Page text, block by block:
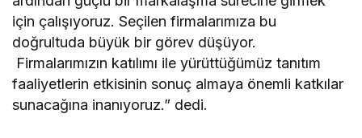
için çalışıyoruz. Seçilen firmalarımıza bu
doğrultuda büyük bir görev düşüyor.
Firmalarımızın katılımı ile yürüttüğümüz tanıtım
faaliyetlerin etkisinin sonuç almaya önemli katkılar
sunacağına inanıyoruz.” dedi.